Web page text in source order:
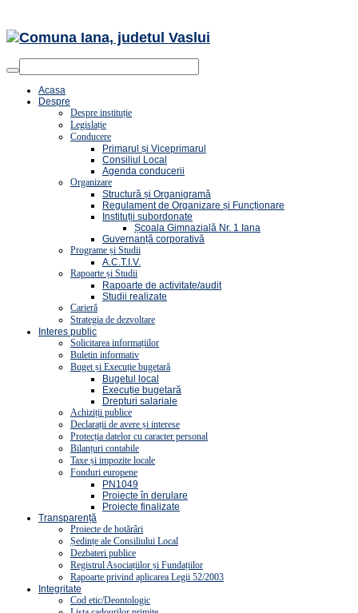
Acasa
Despre
Despre instituție
Legislație
Conducere
Primarul și Viceprimarul
Consiliul Local
Agenda conducerii
Organizare
Structură și Organigramă
Regulament de Organizare și Funcționare
Instituții subordonate
Școala Gimnazială Nr. 1 Iana
Guvernanță corporativă
Programe și Studii
A.C.T.I.V.
Rapoarte și Studii
Rapoarte de activitate/audit
Studii realizate
Carieră
Strategia de dezvoltare
Interes public
Solicitarea informațiilor
Buletin informativ
Buget și Execuție bugetară
Bugetul local
Execuție bugetară
Drepturi salariale
Achiziții publice
Declarații de avere și interese
Protecția datelor cu caracter personal
Bilanțuri contabile
Taxe și impozite locale
Fonduri europene
PN1049
Proiecte în derulare
Proiecte finalizate
Transparență
Proiecte de hotărâri
Ședințe ale Consiliului Local
Dezbateri publice
Registrul Asociațiilor și Fundațiilor
Rapoarte privind aplicarea Legii 52/2003
Integritate
Cod etic/Deontologic